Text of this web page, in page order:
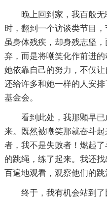
晚上回到家，我百般
时，翻到一个访谈类节目
虽身体残疾，却身残志坚
弃，而是将嘲笑化作前进的
她依靠自己的努力，不仅
还给许多和她一样的人安
基金会。
看到此处，我那颗早
来。既然被嘲笑那就奋斗
者，我不是失败者！燃起
的跳绳，练了起来。我还
百遍地观看，观察他们的跳
终于，我有机会站到